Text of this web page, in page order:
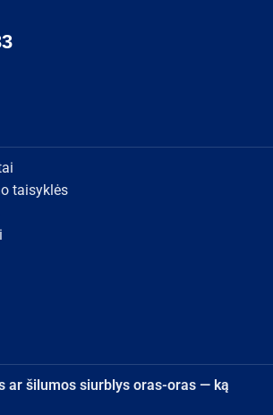
taisyklės
ar šilumos siurblys oras-oras — ką